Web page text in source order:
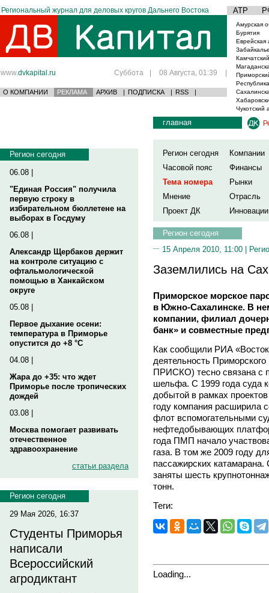
Региональный журнал для деловых кругов Дальнего Востока АТР
www.dvkapital.ru Суббота | 08 Августа, 01:39 |
О КОМПАНИИ РЕКЛАМА АРХИВ | ПОДПИСКА | RSS |
Амурская
Бурятия
Еврейская
Чукотский
Регион сегодня
06.08 |
"Единая Россия" получила
первую строку в
избирательном бюллетене на
выборах в Госдуму
06.08 |
Александр Щербаков держит
на контроле ситуацию с
офтальмологической
помощью в Ханкайском
округе
05.08 |
Первое дыхание осени:
температура в Приморье
опустится до +8 °C
04.08 |
Жара до +35: что ждет
Приморье после тропических
дождей
03.08 |
Москва помогает развивать
отечественное
здравоохранение
статьи раздела
Регион сегодня
29 Мая 2026, 16:37
Студенты Приморья
написали
Всероссийский
агродиктант
главная
Регион сегодня
Компании
Часовой пояс
Финансы
Тема номера
Рынки
Мнение
Отрасль
Проект ДК
Инновации
Регион сегодня
15 Апреля 2010, 11:00 |
Заземлились на
Приморское морское
в Южно-Сахалинске. В
компании, филиал
банк» и совместные
Как сообщили РИА
деятельность
ПРИСКО) тесно связана с
шельфа. С 1999 года суда
добытой в рамках
году компания расширила
флот вспомогательными
нефтедобывающих
года ПМП начало
газа. В том же 2009 году
пассажирских катамарана.
заняты шесть
тонн.
Теги:
Loading...